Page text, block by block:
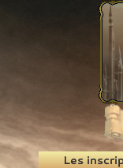
Recherche
Les